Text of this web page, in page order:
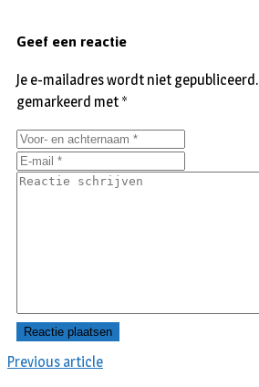
Previous article
Geef een reactie
Je e-mailadres wordt niet gepubliceerd.
gemarkeerd met *